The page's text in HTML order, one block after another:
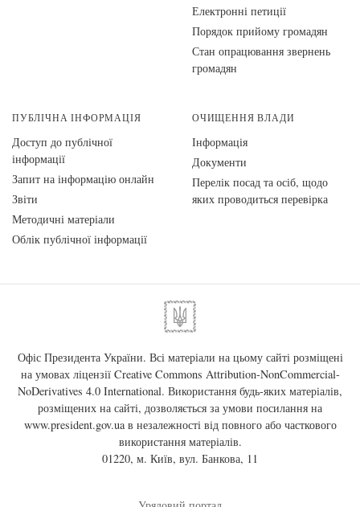
Електронні петиції
Порядок прийому громадян
Стан опрацювання звернень
громадян
ПУБЛІЧНА ІНФОРМАЦІЯ
Доступ до публічної
інформації
Запит на інформацію онлайн
Звіти
Методичні матеріали
Облік публічної інформації
ОЧИЩЕННЯ ВЛАДИ
Інформація
Документи
Перелік посад та осіб, щодо
яких проводиться перевірка
Офіс Президента України. Всі матеріали на цьому сайті розміщені
на умовах ліцензії Creative Commons Attribution-NonCommercial-
NoDerivatives 4.0 International. Використання будь-яких матеріалів,
розміщених на сайті, дозволяється за умови посилання на
www.president.gov.uaв незалежності від повного або часткового
використання матеріалів.
01220, м. Київ, вул. Банкова, 11